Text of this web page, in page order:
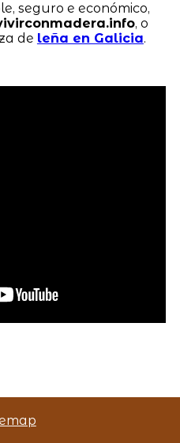
seguro e económico,
, o
de leña en Galicia.